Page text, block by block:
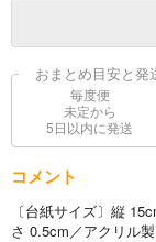
おまとめ目安と発
毎度便
未定から
5日以内に発送
コメント
〔台紙サイズ〕縦
さ 0.5cm／アクリル製